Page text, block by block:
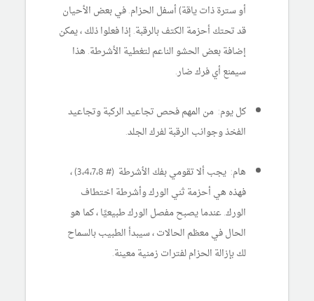
أو سترة ذات ياقة) أسفل الحزام. في بعض الأحيان
قد تحتك أحزمة الكتف بالرقبة. إذا فعلوا ذلك ، يمكن
إضافة بعض الحشو الناعم لتغطية الأشرطة. هذا
سيمنع أي فرك ضار.
كل يوم: من المهم فحص تجاعيد الركبة وتجاعيد
الفخذ وجوانب الرقبة لفرك الجلد.
هام: يجب ألا تقومي بفك الأشرطة (# 3،4،7،8) ،
فهذه هي أحزمة ثني الورك وأشرطة اختطاف
الورك. عندما يصبح مفصل الورك طبيعيًا ، كما هو
الحال في معظم الحالات ، سيبدأ الطبيب بالسماح
لك بإزالة الحزام لفترات زمنية معينة.